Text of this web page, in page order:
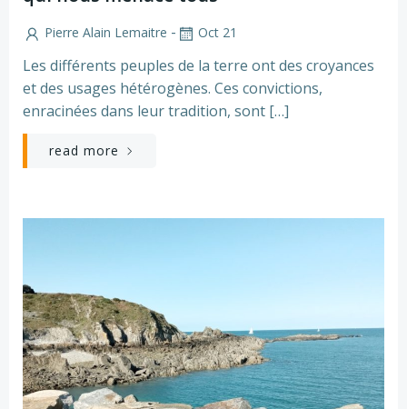
Pierre Alain Lemaitre - Oct 21
Les différents peuples de la terre ont des croyances
et des usages hétérogènes. Ces convictions,
enracinées dans leur tradition, sont […]
read more